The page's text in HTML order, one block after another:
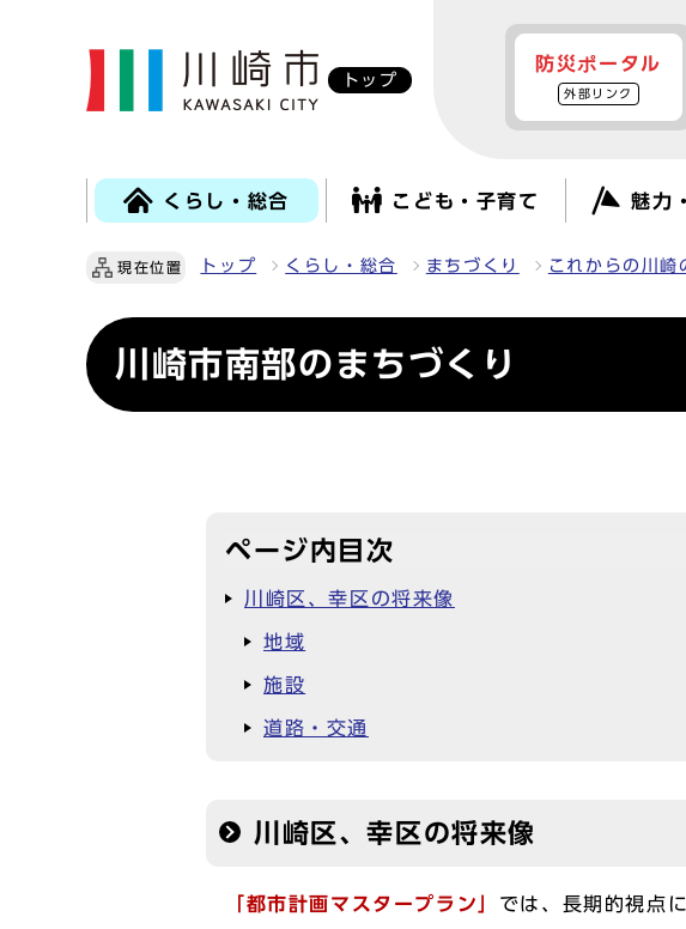
トップ
防災ポータル
外部リンク
くらし・総合 こども・子育て 魅力
現在位置 トップ くらし・総合 まちづくり これからの川崎
川崎市南部のまちづくり
ページ内目次
川崎区、幸区の将来像
地域
施設
道路・交通
川崎区、幸区の将来像
「都市計画マスタープラン」 では、長期的視点